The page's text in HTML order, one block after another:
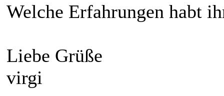
Welche Erfahrungen habt
Liebe Grüße
virgi